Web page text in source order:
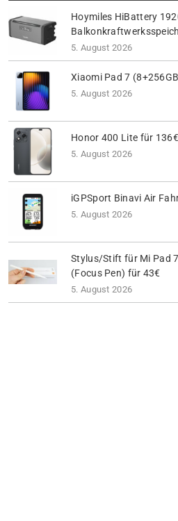
Hoymiles HiBattery
5. August 2026
Xiaomi Pad 7
5. August 2026
Honor 400 Lite für 136€
5. August 2026
iGPSport Binavi Air
5. August 2026
Stylus/Stift für Mi Pad
(Focus Pen) für 43€
5. August 2026